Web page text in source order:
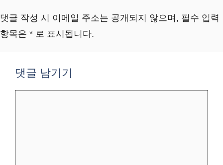
댓글 작성 시 이메일 주소는 공개되지 않으며, 필수 입력
항목은 * 로 표시됩니다.
댓글 남기기